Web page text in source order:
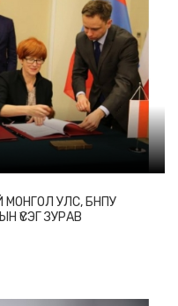
УЛС, БНПУ
ҮСЭГ ЗУРАВ